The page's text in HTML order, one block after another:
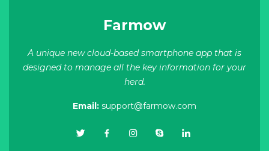
Farmow
A unique new cloud-based smartphone app that is
designed to manage all the key information for your
herd.
Email: support@farmow.com